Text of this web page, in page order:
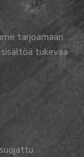
tarjoamaan
tukevaa